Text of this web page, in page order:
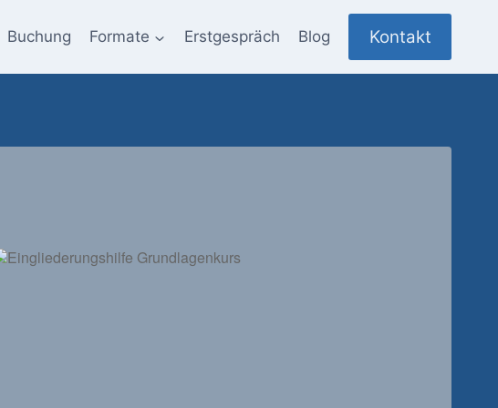
Buchung Formate Erstgespräch Blog Kontakt